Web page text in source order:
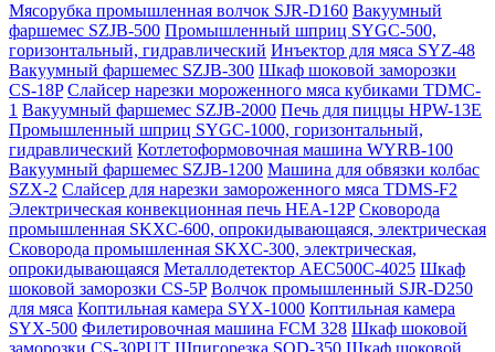
Мясорубка промышленная волчок SJR-D160 Вакуумный
фаршемес SZJB-500 Промышленный шприц SYGC-500,
горизонтальный, гидравлический Инъектор для мяса SYZ-48
Вакуумный фаршемес SZJB-300 Шкаф шоковой заморозки
CS-18P Слайсер нарезки мороженного мяса кубиками TDMC-
1 Вакуумный фаршемес SZJB-2000 Печь для пиццы HPW-13E
Промышленный шприц SYGC-1000, горизонтальный,
гидравлический Котлетоформовочная машина WYRB-100
Вакуумный фаршемес SZJB-1200 Машина для обвязки колбас
SZX-2 Слайсер для нарезки замороженного мяса TDMS-F2
Электрическая конвекционная печь HEA-12P Сковорода
промышленная SKXC-600, опрокидывающаяся, электрическая
Сковорода промышленная SKXC-300, электрическая,
опрокидывающаяся Металлодетектор AEC500C-4025 Шкаф
шоковой заморозки CS-5P Волчок промышленный SJR-D250
для мяса Коптильная камера SYX-1000 Коптильная камера
SYX-500 Филетировочная машина FCM 328 Шкаф шоковой
заморозки CS-30PUT Шпигорезка SQD-350 Шкаф шоковой